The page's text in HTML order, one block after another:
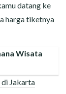
datang ke
harga tiketnya
Wisata
di Jakarta